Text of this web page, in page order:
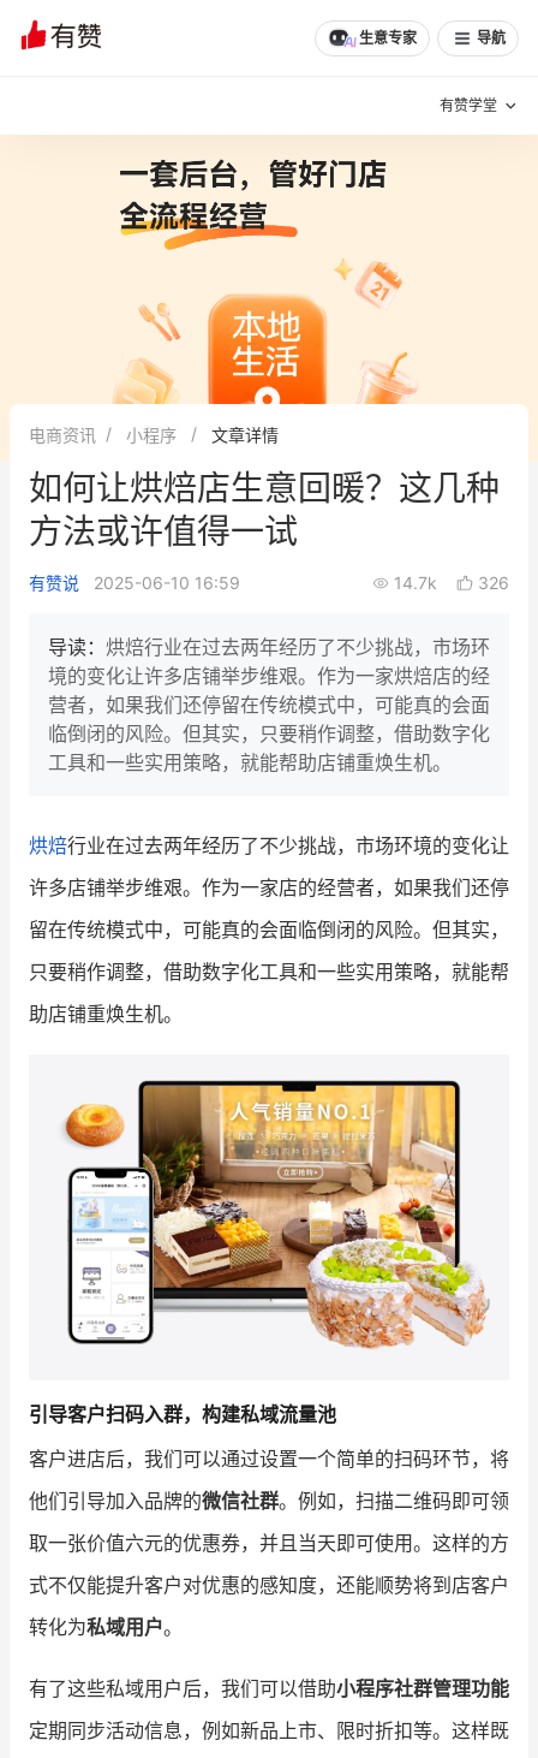
生意专家 导航
有赞学堂
增长方法
有赞专家说
新零售最佳实践
面对面聊增长
新零售大会 新零售茶会
增长产品指南
智库 产品场景库
行业洞察
品牌消费观 行业报告
培训课程
增长俱乐部
增长俱乐部 有赞商盟
商家社区 社群交流
合作共进
认证代理商
认证服务商 设计服务商
有赞云 数据通服务
文章 问诊 分享
电商资讯 小程序 文章详情
如何让烘焙店生意回暖？这几种
方法或许值得一试
有赞说 2025-06-10 16:59 14.7k 326
导读： 烘焙行业在过去两年经历了不少挑战，市场环
境的变化让许多店铺举步维艰。作为一家烘焙店的经
营者，如果我们还停留在传统模式中，可能真的会面
临倒闭的风险。但其实，只要稍作调整，借助数字化
工具和一些实用策略，就能帮助店铺重焕生机。
烘焙行业在过去两年经历了不少挑战，市场环境的变化让
许多店铺举步维艰。作为一家店的经营者，如果我们还停
留在传统模式中，可能真的会面临倒闭的风险。但其实，
只要稍作调整，借助数字化工具和一些实用策略，就能帮
助店铺重焕生机。
引导客户扫码入群，构建私域流量池
客户进店后，我们可以通过设置一个简单的扫码环节，将
他们引导加入品牌的微信社群。例如，扫描二维码即可领
取一张价值六元的优惠券，并且当天即可使用。这样的方
式不仅能提升客户对优惠的感知度，还能顺势将到店客户
转化为私域用户。
有了这些私域用户后，我们可以借助小程序社群管理功能
定期同步活动信息，例如新品上市、限时折扣等。这样既